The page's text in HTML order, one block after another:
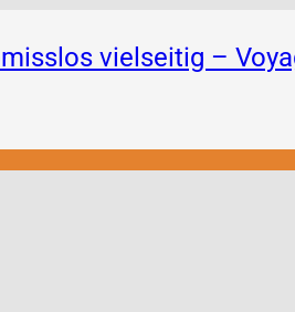
vielseitig –